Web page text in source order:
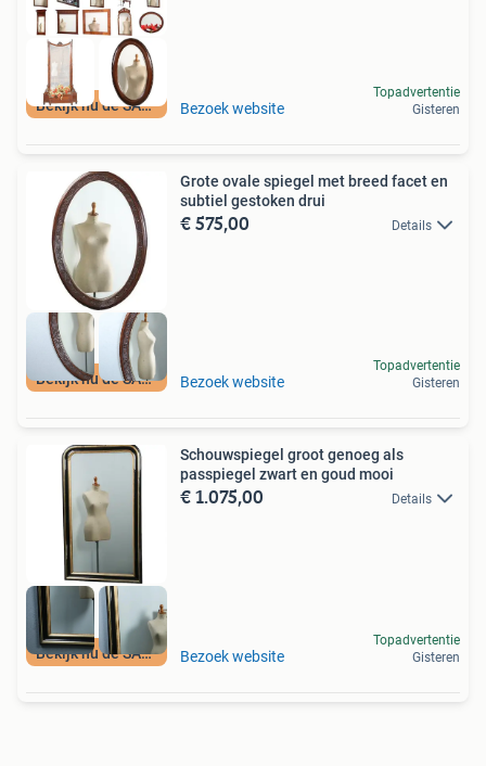
Bekijk nu de SALE Bezoek website
Topadvertentie
Gisteren
Bekijk nu de SALE
Grote ovale spiegel met breed facet en
subtiel gestoken drui
€ 575,00 Details
Bezoek website
Topadvertentie
Gisteren
Bekijk nu de SALE
Schouwspiegel groot genoeg als
passpiegel zwart en goud mooi
€ 1.075,00 Details
Bezoek website
Topadvertentie
Gisteren